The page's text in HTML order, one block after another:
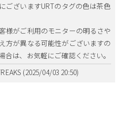
ございますURTのタグの色は茶色
様がご利用のモニターの明るさや
方が異なる可能性がございますの
合は、お気軽にご確認ください。
(2025/04/03 20:50)